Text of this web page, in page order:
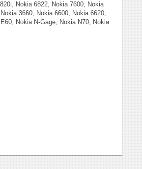
Nokia 6822, Nokia 7600, Nokia
3660, Nokia 6600, Nokia 6620,
Nokia N-Gage, Nokia N70, Nokia